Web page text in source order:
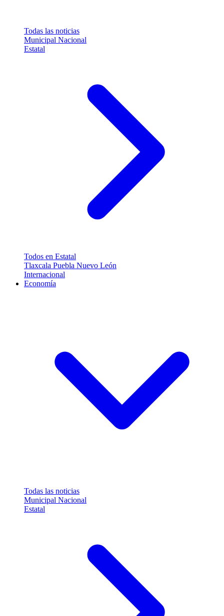
Todas las noticias
Municipal Nacional
Estatal
Todos en Estatal
Tlaxcala Puebla Nuevo León
Internacional
Economía
Todas las noticias
Municipal Nacional
Estatal